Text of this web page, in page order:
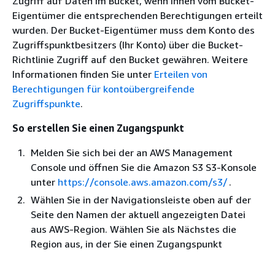
Eigentümer die entsprechenden Berechtigungen erteilt
wurden. Der Bucket-Eigentümer muss dem Konto des
Zugriffspunktbesitzers (Ihr Konto) über die Bucket-
Richtlinie Zugriff auf den Bucket gewähren. Weitere
Informationen finden Sie unter Erteilen von
Berechtigungen für kontoübergreifende
Zugriffspunkte.
So erstellen Sie einen Zugangspunkt
Melden Sie sich bei der an AWS Management
Console und öffnen Sie die Amazon S3 S3-Konsole
unter https://console.aws.amazon.com/s3/.
Wählen Sie in der Navigationsleiste oben auf der
Seite den Namen der aktuell angezeigten Datei
aus AWS-Region. Wählen Sie als Nächstes die
Region aus, in der Sie einen Zugangspunkt